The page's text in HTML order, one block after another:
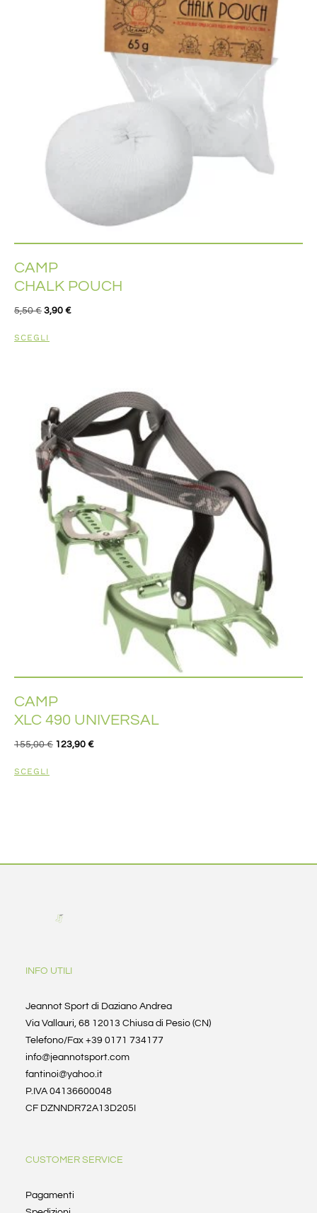
CAMP
CHALK POUCH
5,50€ 3,90 €
SCEGLI
CAMP
XLC 490 UNIVERSAL
155,00€ 123,90 €
SCEGLI
INFO UTILI
Jeannot Sport di Daziano Andrea
Via Vallauri, 68 12013 Chiusa di Pesio (CN)
Telefono/Fax +39 0171 734177
info@jeannotsport.com
fantinoi@yahoo.it
P.IVA 04136600048
CF DZNNDR72A13D205I
CUSTOMER SERVICE
Pagamenti